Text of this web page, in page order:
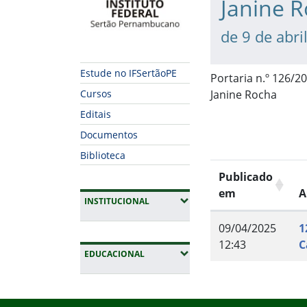
Estude no IFSertãoPE
Cursos
Editais
Documentos
Biblioteca
INSTITUCIONAL(EXPANDIR SUBMENUS)
EDUCACIONAL(EXPANDIR SUBMENUS)
Janine
de 9 de
Portaria n.º 126/
Janine Rocha
Publicado
em
09/04/2025
12:43